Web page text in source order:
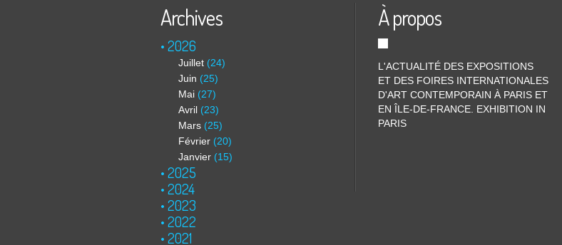
Archives
2026
Juillet (24)
Juin (25)
Mai (27)
Avril (23)
Mars (25)
Février (20)
Janvier (15)
2025
2024
2023
2022
2021
À propos
L'ACTUALITÉ DES EXPOSITIONS
ET DES FOIRES INTERNATIONALES
D'ART CONTEMPORAIN À PARIS ET
EN ÎLE-DE-FRANCE. EXHIBITION IN
PARIS